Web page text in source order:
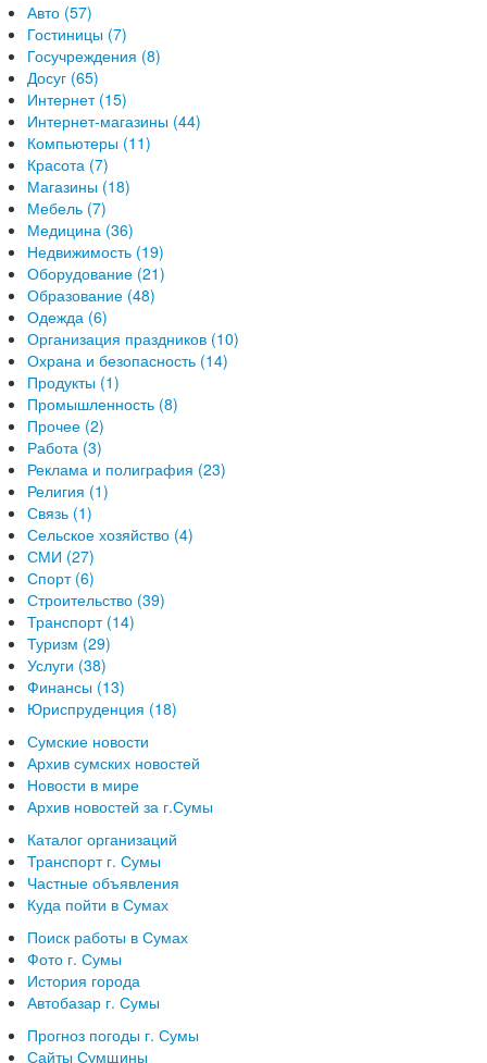
Авто (57)
Гостиницы (7)
Госучреждения (8)
Досуг (65)
Интернет (15)
Интернет-магазины (44)
Компьютеры (11)
Красота (7)
Магазины (18)
Мебель (7)
Медицина (36)
Недвижимость (19)
Оборудование (21)
Образование (48)
Одежда (6)
Организация праздников (10)
Охрана и безопасность (14)
Продукты (1)
Промышленность (8)
Прочее (2)
Работа (3)
Реклама и полиграфия (23)
Религия (1)
Связь (1)
Сельское хозяйство (4)
СМИ (27)
Спорт (6)
Строительство (39)
Транспорт (14)
Туризм (29)
Услуги (38)
Финансы (13)
Юриспруденция (18)
Сумские новости
Архив сумских новостей
Новости в мире
Архив новостей за г.Сумы
Каталог организаций
Транспорт г. Сумы
Частные объявления
Куда пойти в Сумах
Поиск работы в Сумах
Фото г. Сумы
История города
Автобазар г. Сумы
Прогноз погоды г. Сумы
Сайты Сумщины